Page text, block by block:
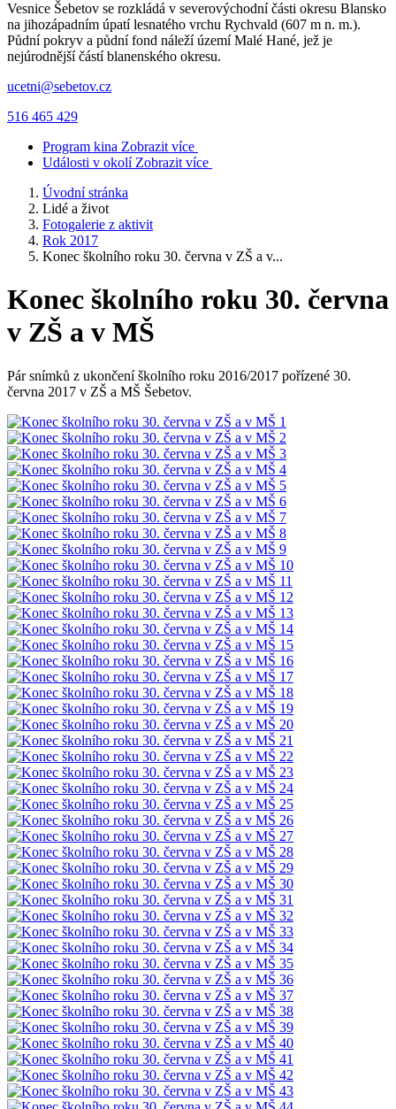
Vesnice Šebetov se rozkládá v severovýchodní části okresu Blansko
na jihozápadním úpatí lesnatého vrchu Rychvald (607 m n. m.).
Půdní pokryv a půdní fond náleží území Malé Hané, jež je
nejúrodnější částí blanenského okresu.
ucetni@sebetov.cz
516 465 429
Program kina Zobrazit více
Události v okolí Zobrazit více
Úvodní stránka
Lidé a život
Fotogalerie z aktivit
Rok 2017
Konec školního roku 30. června v ZŠ a v...
Konec školního roku 30. června
v ZŠ a v MŠ
Pár snímků z ukončení školního roku 2016/2017 pořízené 30.
června 2017 v ZŠ a MŠ Šebetov.